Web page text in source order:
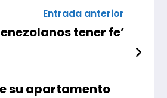
Entrada anterior
tener fe’
su apartamento